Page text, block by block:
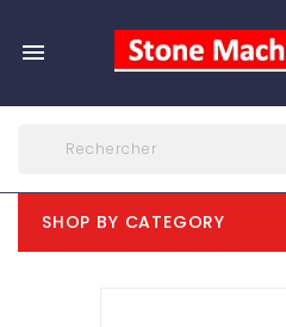

SHOP BY CATEGORY